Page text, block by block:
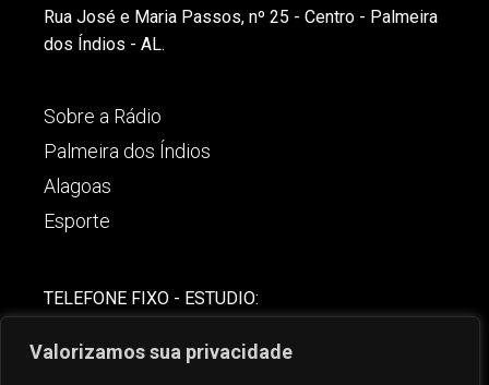
Valorizamos sua privacidade
Rua José e Maria Passos, nº 25 - Centro - Palmeira
dos Índios - AL.
Sobre a Rádio
Palmeira dos Índios
Alagoas
Esporte
TELEFONE FIXO - ESTUDIO: